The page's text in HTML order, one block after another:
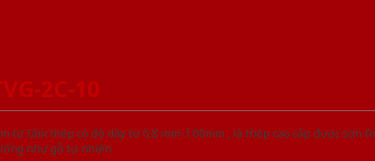
2C-10
từ tấm thép có độ dày từ 0,8 mm-1.00mm , là thép cao cấp được sơn
như gỗ tự nhiên